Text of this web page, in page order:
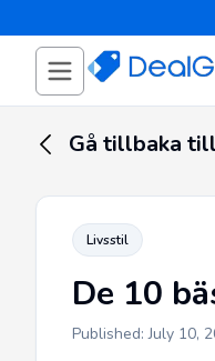
Gå tillbaka
Livsstil
De 10
Published: July 10,